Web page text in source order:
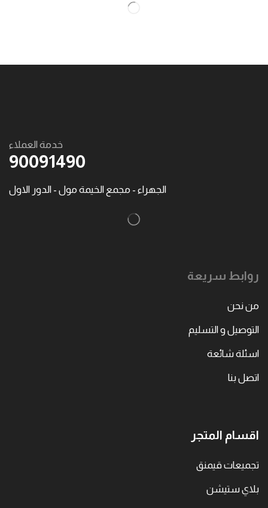
خدمة العملاء
90091490
الجهراء - مجمع الخيمة مول - الدور الاول
روابط سريعة
من نحن
التوصيل و التسليم
اسئلة شائعة
اتصل بنا
اقسام المتجر
تجميعات قيمنق
بلاي ستيشن